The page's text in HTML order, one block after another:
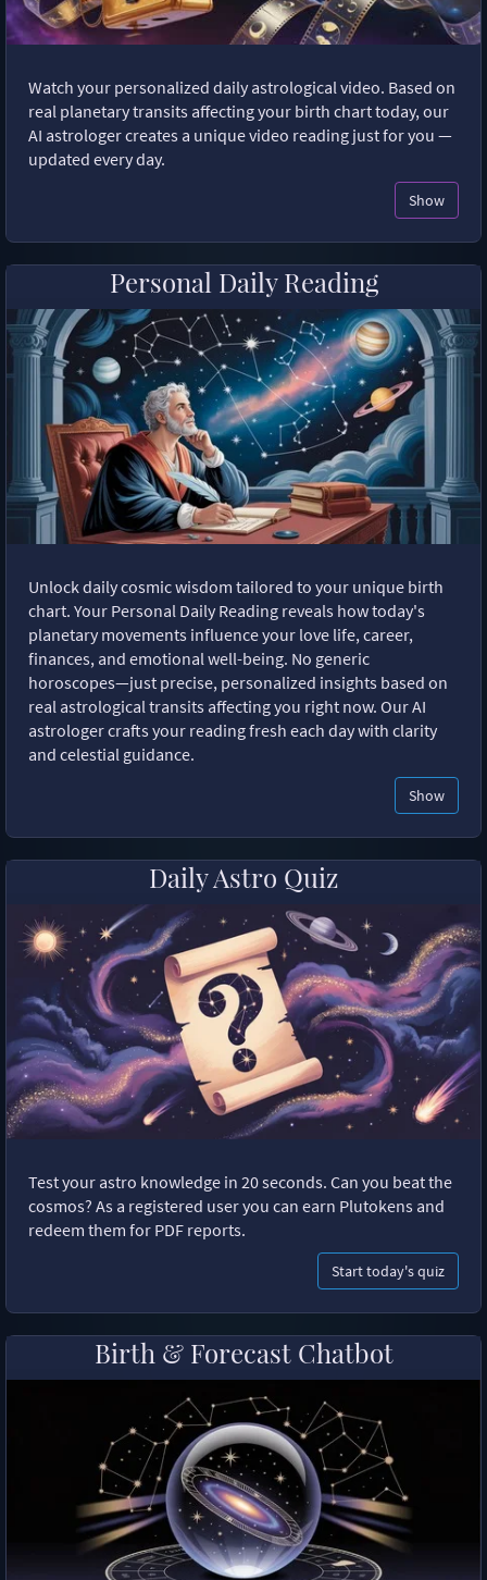
Watch your personalized daily astrological video. Based on
real planetary transits affecting your birth chart today, our
AI astrologer creates a unique video reading just for you —
updated every day.
Show
Personal Daily Reading
Unlock daily cosmic wisdom tailored to your unique birth
chart. Your Personal Daily Reading reveals how today's
planetary movements influence your love life, career,
finances, and emotional well-being. No generic
horoscopes—just precise, personalized insights based on
real astrological transits affecting you right now. Our AI
astrologer crafts your reading fresh each day with clarity
and celestial guidance.
Show
Daily Astro Quiz
Test your astro knowledge in 20 seconds. Can you beat the
cosmos? As a registered user you can earn Plutokens and
redeem them for PDF reports.
Start today's quiz
Birth & Forecast Chatbot